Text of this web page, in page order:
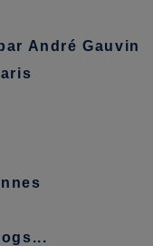
André Gauvin